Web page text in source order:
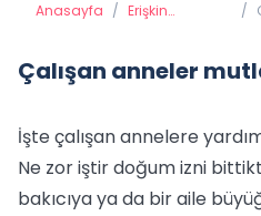
Anasayfa / Erişkin
/
Çalışan anneler
İşte çalışan annelere
Ne zor iştir doğum izni
bakıcıya ya da bir aile